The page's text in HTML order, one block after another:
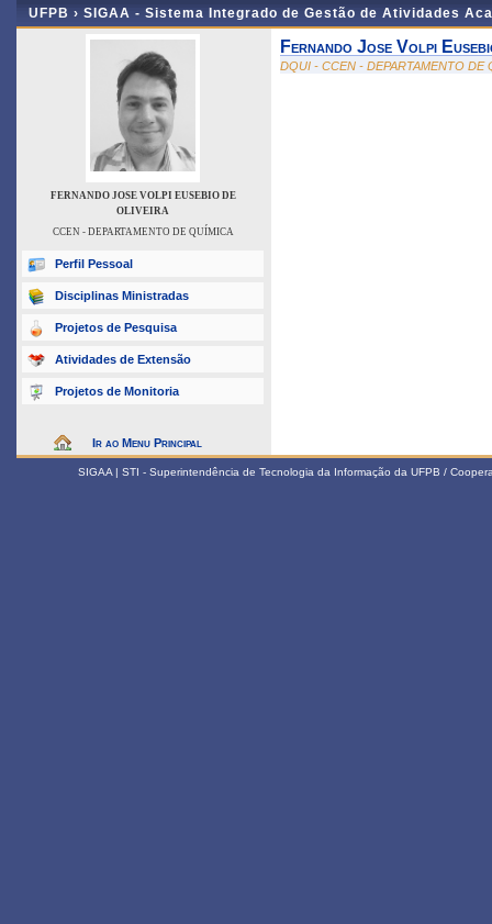
UFPB › SIGAA - Sistema Integrado de Gestão de Atividades
FERNANDO JOSE VOLPI EUSEBIO DE
OLIVEIRA
CCEN - DEPARTAMENTO DE QUÍMICA
Perfil Pessoal
Disciplinas Ministradas
Projetos de Pesquisa
Atividades de Extensão
Projetos de Monitoria
Ir ao Menu Principal
Fernando Jose Volpi
DQUI - CCEN - DEPARTAMENTO DE
SIGAA | STI - Superintendência de Tecnologia da Informação da UFPB /